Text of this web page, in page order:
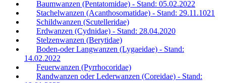
Baumwanzen (Pentatomidae) - Stand: 05.02.2022
Stachelwanzen (Acanthosomatidae) - Stand: 29.11.1021
Schildwanzen (Scutelleridae)
Erdwanzen (Cydnidae) - Stand: 28.04.2020
Stelzenwanzen (Berytidae)
Boden-oder Langwanzen (Lygaeidae) - Stand:
14.02.2022
Feuerwanzen (Pyrrhocoridae)
Randwanzen oder Lederwanzen (Coreidae) - Stand: